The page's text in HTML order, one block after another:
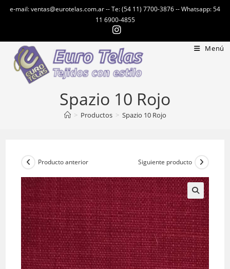
e-mail: ventas@eurotelas.com.ar -- Te: (54 11) 7700-3876 -- Whatsapp: 54
11 6900-4855
Menú
Spazio 10 Rojo
> Productos > Spazio 10 Rojo
Producto anterior Siguiente producto